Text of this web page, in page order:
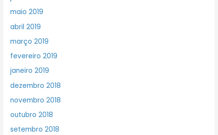
maio 2019
abril 2019
março 2019
fevereiro 2019
janeiro 2019
dezembro 2018
novembro 2018
outubro 2018
setembro 2018